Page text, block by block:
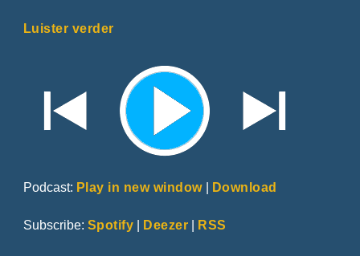
Luister verder
Podcast: Play in new window| Download
Subscribe: Spotify | Deezer | RSS